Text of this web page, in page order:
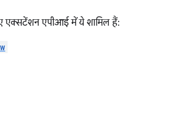
एक्सटेंशन एपीआई में ये शामिल हैं: